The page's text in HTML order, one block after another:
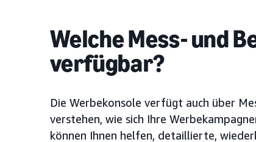
Welche Mess- und
verfügbar?
Die Werbekonsole verfügt auch über
verstehen, wie sich Ihre
können Ihnen helfen, detaillierte,